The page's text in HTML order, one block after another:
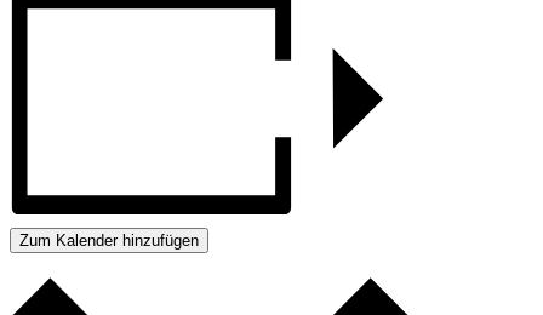
Zum Kalender hinzufügen